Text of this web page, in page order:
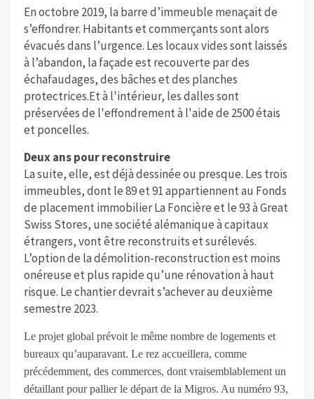
En octobre 2019, la barre d’immeuble menaçait de
s’effondrer. Habitants et commerçants sont alors
évacués dans l’urgence. Les locaux vides sont laissés
à l’abandon, la façade est recouverte par des
échafaudages, des bâches et des planches
protectrices.Et à l'intérieur, les dalles sont
préservées de l'effondrement à l'aide de 2500 étais
et poncelles.
Deux ans pour reconstruire
La suite, elle, est déjà dessinée ou presque. Les trois
immeubles, dont le 89 et 91 appartiennent au Fonds
de placement immobilier La Foncière et le 93 à Great
Swiss Stores, une société alémanique à capitaux
étrangers, vont être reconstruits et surélevés.
L’option de la démolition-reconstruction est moins
onéreuse et plus rapide qu’une rénovation à haut
risque. Le chantier devrait s’achever au deuxième
semestre 2023.
Le projet global prévoit le même nombre de logements et
bureaux qu’auparavant. Le rez accueillera, comme
précédemment, des commerces, dont vraisemblablement un
détaillant pour pallier le départ de la Migros. Au numéro 93,